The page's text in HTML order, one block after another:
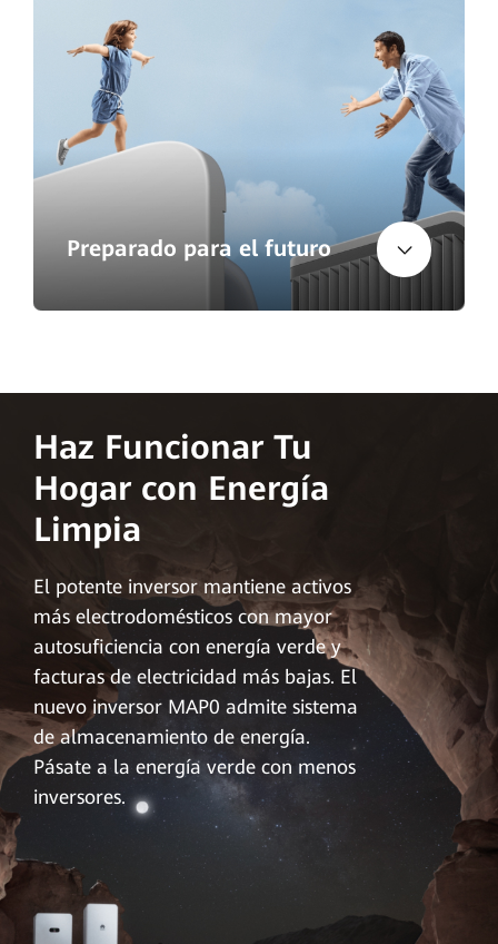
Preparado para el futuro
Haz Funcionar Tu
Hogar con Energía
Limpia
El potente inversor mantiene activos
más electrodomésticos con mayor
autosuficiencia con energía verde y
facturas de electricidad más bajas. El
nuevo inversor MAP0 admite sistema
de almacenamiento de energía.
Pásate a la energía verde con menos
inversores.